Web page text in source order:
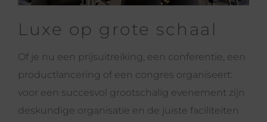
Luxe op grote schaal
Of je nu een prijsuitreiking, een conferentie, een
productlancering of een congres organiseert:
voor een succesvol grootschalig evenement zijn
deskundige organisatie en de juiste faciliteiten